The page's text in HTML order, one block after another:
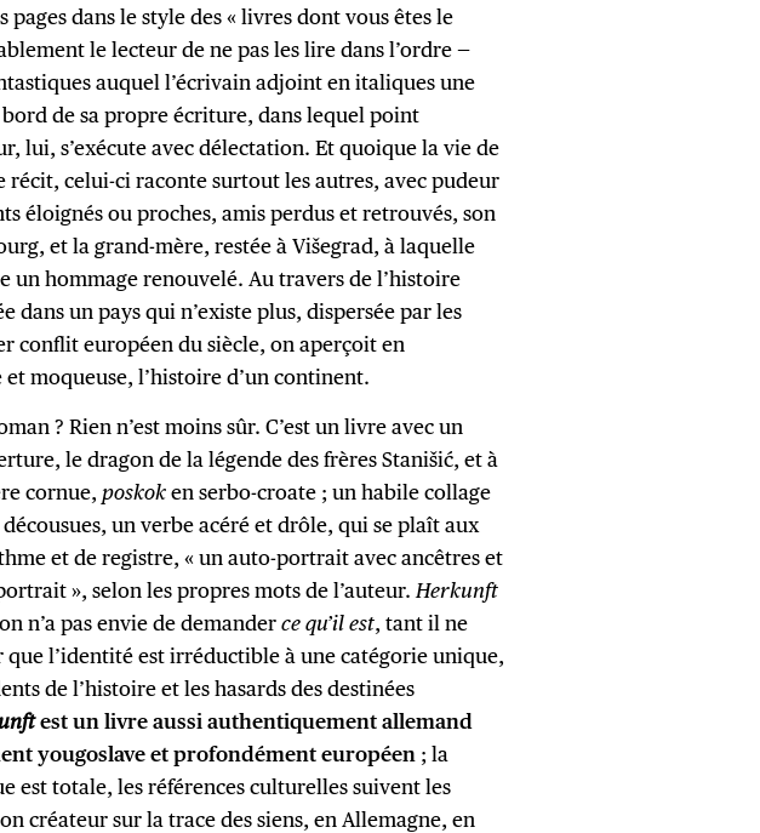
dans le style des « livres dont vous êtes le
le lecteur de ne pas les lire dans l’ordre —
auquel l’écrivain adjoint en italiques une
de sa propre écriture, dans lequel point
lui, s’exécute avec délectation. Et quoique la vie de
récit, celui-ci raconte surtout les autres, avec pudeur
éloignés ou proches, amis perdus et retrouvés, son
et la grand-mère, restée à Višegrad, à laquelle
un hommage renouvelé. Au travers de l’histoire
dans un pays qui n’existe plus, dispersée par les
conflit européen du siècle, on aperçoit en
moqueuse, l’histoire d’un continent.
? Rien n’est moins sûr. C’est un livre avec un
le dragon de la légende des frères Stanišić, et à
cornue, poskoken serbo-croate ; un habile collage
décousues, un verbe acéré et drôle, qui se plaît aux
et de registre, « un auto-portrait avec ancêtres et
», selon les propres mots de l’auteur. Herkunft
n’a pas envie de demanderce qu’il est, tant il ne
que l’identité est irréductible à une catégorie unique,
de l’histoire et les hasards des destinées
est un livre aussi authentiquement allemand
yougoslave et profondément européen ; la
est totale, les références culturelles suivent les
créateur sur la trace des siens, en Allemagne, en